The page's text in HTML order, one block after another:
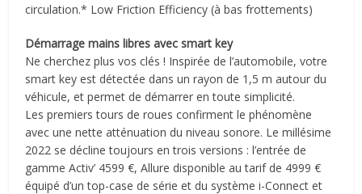
circulation.* Low Friction Efficiency (à bas frottements)
Démarrage mains libres avec smart key
Ne cherchez plus vos clés ! Inspirée de l’automobile, votre
smart key est détectée dans un rayon de 1,5 m autour du
véhicule, et permet de démarrer en toute simplicité.
Les premiers tours de roues confirment le phénomène
avec une nette atténuation du niveau sonore. Le millésime
2022 se décline toujours en trois versions : l’entrée de
gamme Activ’ 4599 €, Allure disponible au tarif de 4999 €
équipé d’un top-case de série et du système i-Connect et